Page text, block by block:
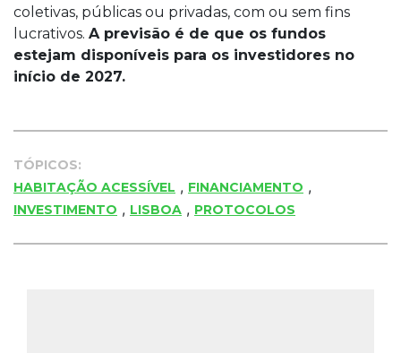
coletivas, públicas ou privadas, com ou sem fins
lucrativos. A previsão é de que os fundos
estejam disponíveis para os investidores no
início de 2027.
TÓPICOS:
HABITAÇÃO ACESSÍVEL , FINANCIAMENTO ,
INVESTIMENTO , LISBOA , PROTOCOLOS